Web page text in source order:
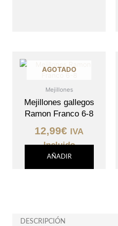
AGOTADO
Mejillones
Mejillones gallegos
Ramon Franco 6-8
12,99€ IVA
Incluido
AÑADIR
DESCRIPCIÓN